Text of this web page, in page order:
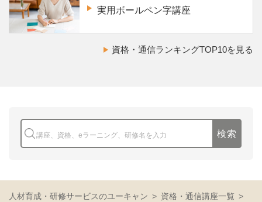
実用ボールペン字講座
資格・通信ランキングTOP10を見る
検索
人材育成・研修サービスのユーキャン
資格・通信講座一覧